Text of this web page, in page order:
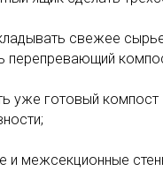
свежее
перепревающий
уже готовый компост
межсекционные